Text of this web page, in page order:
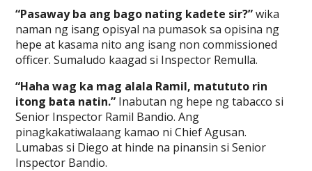
“Pasaway ba ang bago nating kadete sir?”wika
naman ng isang opisyal na pumasok sa opisina ng
hepe at kasama nito ang isang non commissioned
officer. Sumaludo kaagad si Inspector Remulla.
“Haha wag ka mag alala Ramil, matututo rin
itong bata natin.” Inabutan ng hepe ng tabacco si
Senior Inspector Ramil Bandio. Ang
pinagkakatiwalaang kamao ni Chief Agusan.
Lumabas si Diego at hinde na pinansin si Senior
Inspector Bandio.